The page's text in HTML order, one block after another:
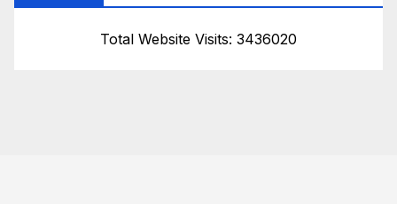
Total Website Visits: 3436020